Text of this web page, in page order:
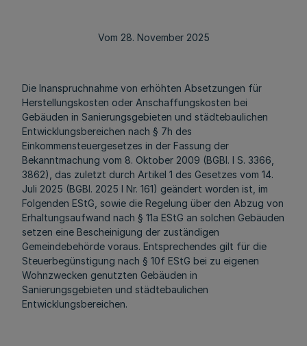
Vom 28. November 2025
Die Inanspruchnahme von erhöhten Absetzungen für
Herstellungskosten oder Anschaffungskosten bei
Gebäuden in Sanierungsgebieten und städtebaulichen
Entwicklungsbereichen nach § 7h des
Einkommensteuergesetzes in der Fassung der
Bekanntmachung vom 8. Oktober 2009 (BGBl. I S. 3366,
3862), das zuletzt durch Artikel 1 des Gesetzes vom 14.
Juli 2025 (BGBl. 2025 I Nr. 161) geändert worden ist, im
Folgenden EStG, sowie die Regelung über den Abzug von
Erhaltungsaufwand nach § 11a EStG an solchen Gebäuden
setzen eine Bescheinigung der zuständigen
Gemeindebehörde voraus. Entsprechendes gilt für die
Steuerbegünstigung nach § 10f EStG bei zu eigenen
Wohnzwecken genutzten Gebäuden in
Sanierungsgebieten und städtebaulichen
Entwicklungsbereichen.